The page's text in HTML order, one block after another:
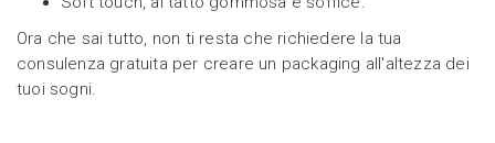
Ora che sai tutto, non ti resta che richiedere la tua
consulenza gratuita per creare un packaging all'altezza dei
tuoi sogni.